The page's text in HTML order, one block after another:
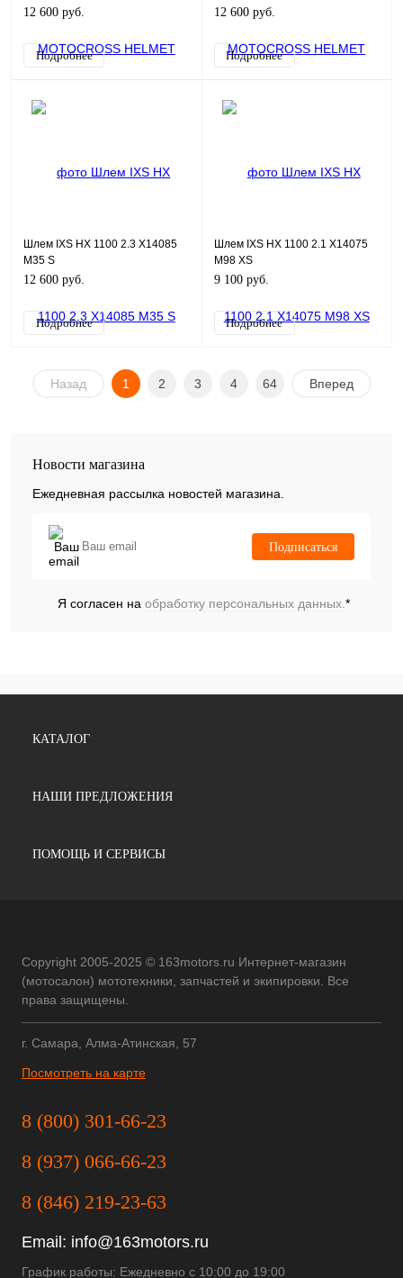
XS
12 600 руб.
Подробнее
S12 600 руб.
Подробнее
Шлем IXS HX 1100 2.3 X14085
M35 S
12 600 руб.
Подробнее
Шлем IXS HX 1100 2.1 X14075
M98 XS
9 100 руб.
Подробнее
Назад 1 2 3 4 64 Вперед
Новости магазина
Ежедневная рассылка новостей магазина.
Подписаться
Я согласен на обработку персональных данных.*
КАТАЛОГ
НАШИ ПРЕДЛОЖЕНИЯ
ПОМОЩЬ И СЕРВИСЫ
Copyright 2005-2025 © 163motors.ru Интернет-магазин
(мотосалон) мототехники, запчастей и экипировки. Все
права защищены.
г. Самара, Алма-Атинская, 57
Посмотреть на карте
8 (800) 301-66-23
8 (937) 066-66-23
8 (846) 219-23-63
Email: info@163motors.ru
График работы: Ежедневно с 10:00 до 19:00